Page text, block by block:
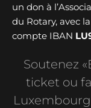
un don à
du Rotary, avec
compte IBAN
Soutenez
ticket ou